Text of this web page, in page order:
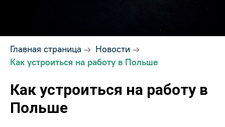
Главная страница → Новости →
Как устроиться на работу в Польше
Как устроиться на работу в
Польше